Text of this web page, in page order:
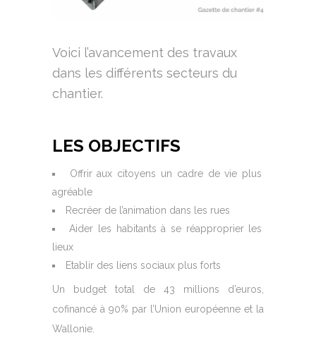
Voici l’avancement des travaux
dans les différents secteurs du
chantier.
LES OBJECTIFS
Offrir aux citoyens un cadre de vie plus
agréable
Recréer de l’animation dans les rues
Aider les habitants à se réapproprier les
lieux
Etablir des liens sociaux plus forts
Un budget total de 43 millions d’euros,
cofinancé à 90% par l’Union européenne et la
Wallonie.